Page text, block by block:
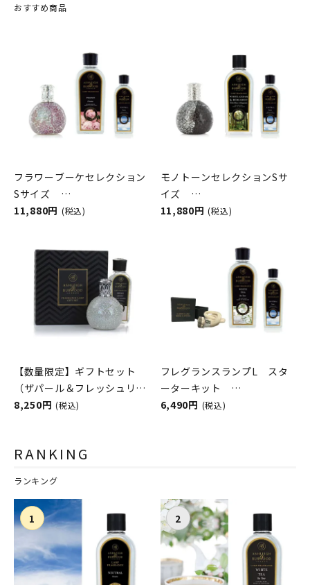
おすすめ商品
フラワーブーケセレクション
Sサイズ
ASHLEIGH&BURWOOD（ア
11,880円 (税込)
モノトーンセレクションSサ
イズ
ASHLEIGH&BURWOOD（ア
11,880円 (税込)
【数量限定】ギフトセット
（ザパール＆フレッシュリネ
ン）
8,250円 (税込)
フレグランスランプL スタ
ーターキット
ASHLEIGH&BURWOOD（ア
6,490円 (税込)
RANKING
ランキング